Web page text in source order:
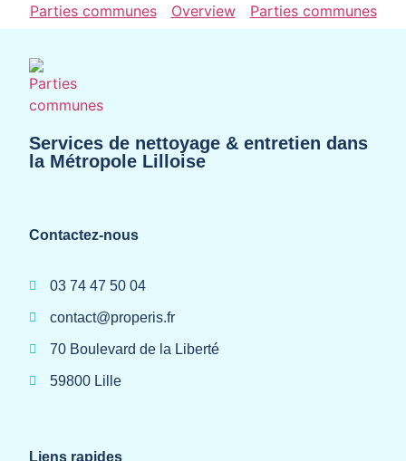
Parties communes Overview Parties communes
Services de nettoyage & entretien dans
la Métropole Lilloise
Contactez-nous
03 74 47 50 04
contact@properis.fr
70 Boulevard de la Liberté
59800 Lille
Liens rapides